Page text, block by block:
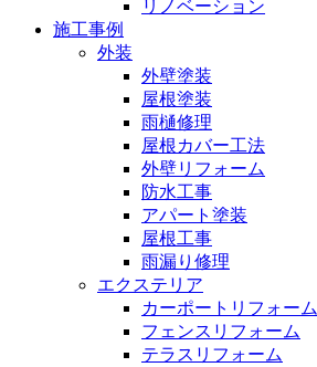
リノベーション
施工事例
外装
外壁塗装
屋根塗装
雨樋修理
屋根カバー工法
外壁リフォーム
防水工事
アパート塗装
屋根工事
雨漏り修理
エクステリア
カーポートリフォーム
フェンスリフォーム
テラスリフォーム